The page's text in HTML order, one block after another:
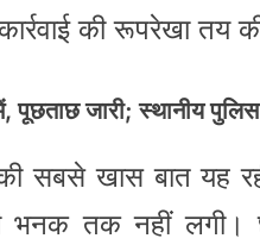
की रूपरेखा तय
पूछताछ जारी; स्थानीय
की सबसे खास बात यह
तक नहीं लगी।